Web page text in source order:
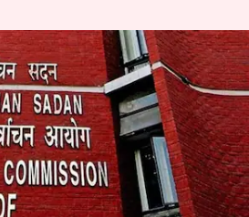
ఎలాగా
కేంద్ర ఎన్నికల
24, 2025 11:36 am